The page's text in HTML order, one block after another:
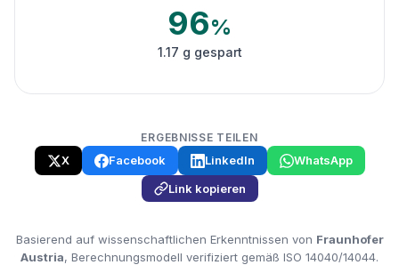
96%
1.17 g gespart
ERGEBNISSE TEILEN
X Facebook LinkedIn
WhatsApp
Link kopieren
Basierend auf wissenschaftlichen Erkenntnissen von Fraunhofer
Austria, Berechnungsmodell verifiziert gemäß ISO 14040/14044.